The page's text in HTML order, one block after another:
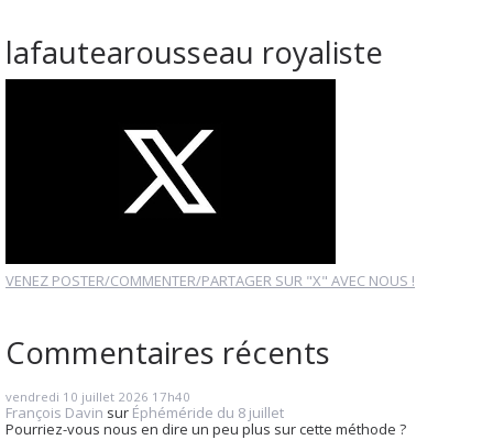
lafautearousseau royaliste
VENEZ POSTER/COMMENTER/PARTAGER SUR "X" AVEC NOUS !
Commentaires récents
vendredi 10 juillet 2026 17h40
François Davin sur Éphéméride du 8 juillet
Pourriez-vous nous en dire un peu plus sur cette méthode ?